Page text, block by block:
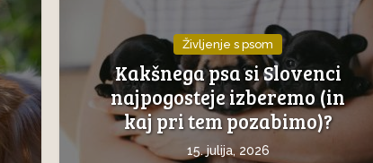
Življenje s psom
Kakšnega psa si Slovenci
najpogosteje izberemo (in
kaj pri tem pozabimo)?
15. julija, 2026